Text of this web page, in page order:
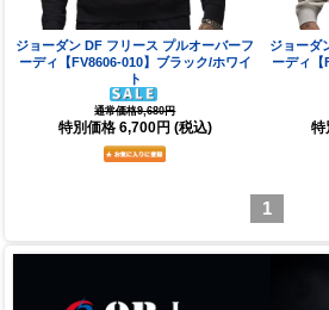
ジョーダン DF フリース プルオーバーフ
ーディ【FV8606-010】ブラック/ホワイ
ト
通常価格9,680円
特別価格 6,700円 (税込)
ジョーダ
ーディ【
特
1